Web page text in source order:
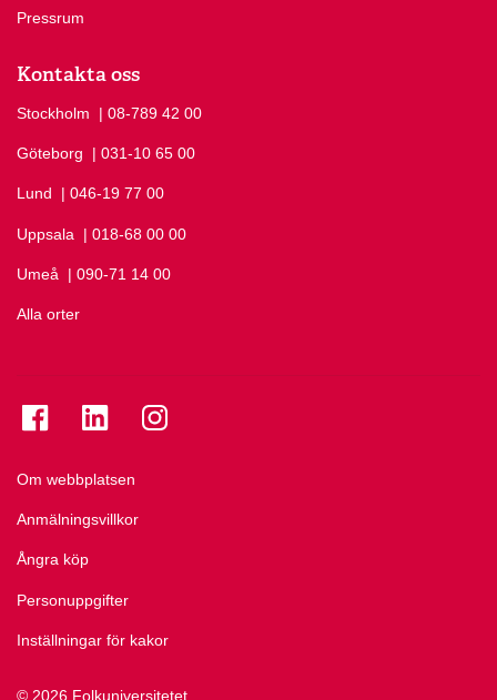
Pressrum
Kontakta oss
Stockholm Ring Stockholm på
| 08-789 42 00
Göteborg Ring Göteborg på
| 031-10 65 00
Lund Ring Lund på
| 046-19 77 00
Uppsala Ring Uppsala på
| 018-68 00 00
Umeå Ring Umeå på
| 090-71 14 00
Alla orter
© 2026 Folkuniversitetet
Om webbplatsen
Anmälningsvillkor
Ångra köp
Personuppgifter
Inställningar för kakor
Se folkuniversitetet på Facebook
Se folkuniversitetet på LinkedIn